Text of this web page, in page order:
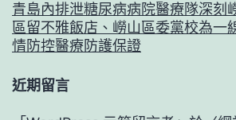
青島內排泄糖尿病病院醫療隊深刻
區留不雅飯店、嶗山區委黨校為一
情防控醫療防護保證
近期留言